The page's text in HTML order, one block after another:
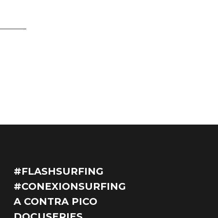
#FLASHSURFING
#CONEXIONSURFING
A CONTRA PICO